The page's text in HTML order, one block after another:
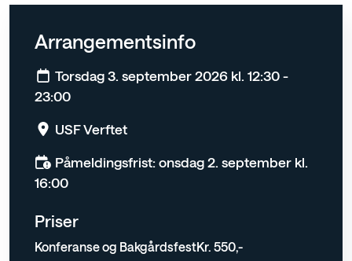
Arrangementsinfo
Torsdag 3. september 2026 kl. 12:30 -
23:00
USF Verftet
Påmeldingsfrist: onsdag 2. september kl.
16:00
Priser
Konferanse og BakgårdsfestKr. 550,-